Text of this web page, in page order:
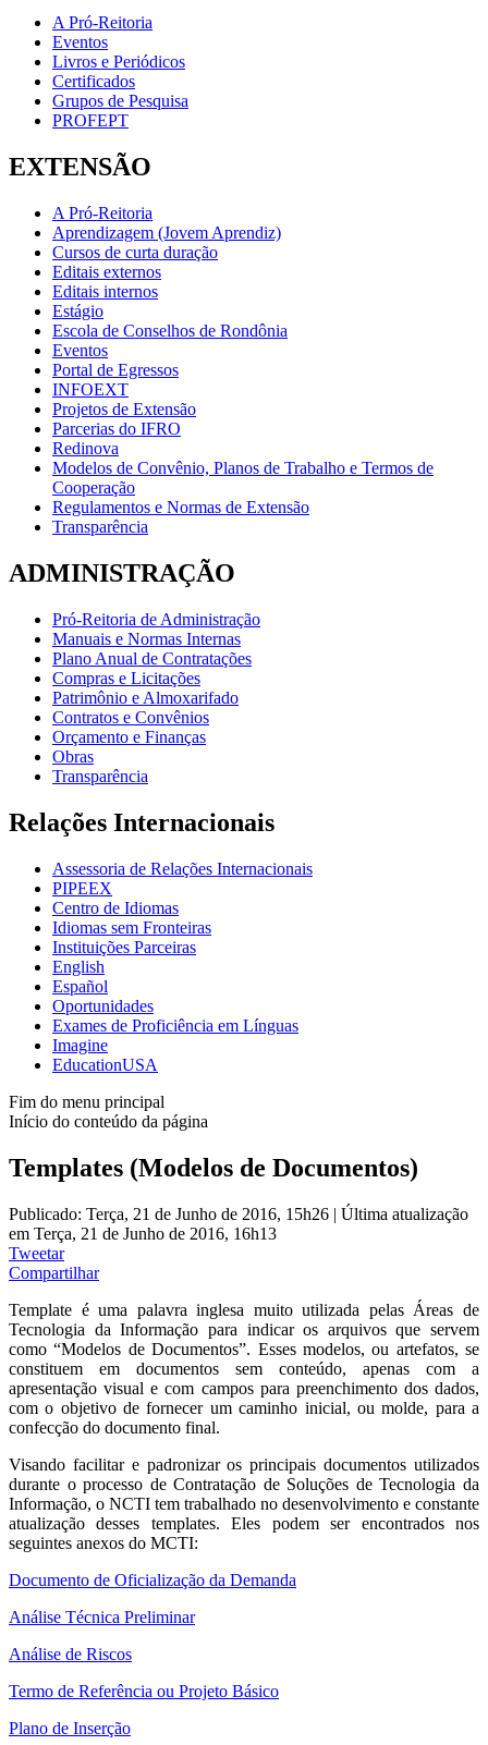
A Pró-Reitoria
Eventos
Livros e Periódicos
Certificados
Grupos de Pesquisa
PROFEPT
EXTENSÃO
A Pró-Reitoria
Aprendizagem (Jovem Aprendiz)
Cursos de curta duração
Editais externos
Editais internos
Estágio
Escola de Conselhos de Rondônia
Eventos
Portal de Egressos
INFOEXT
Projetos de Extensão
Parcerias do IFRO
Redinova
Modelos de Convênio, Planos de Trabalho e Termos de
Cooperação
Regulamentos e Normas de Extensão
Transparência
ADMINISTRAÇÃO
Pró-Reitoria de Administração
Manuais e Normas Internas
Plano Anual de Contratações
Compras e Licitações
Patrimônio e Almoxarifado
Contratos e Convênios
Orçamento e Finanças
Obras
Transparência
Relações Internacionais
Assessoria de Relações Internacionais
PIPEEX
Centro de Idiomas
Idiomas sem Fronteiras
Instituições Parceiras
English
Español
Oportunidades
Exames de Proficiência em Línguas
Imagine
EducationUSA
Fim do menu principal
Início do conteúdo da página
Templates (Modelos de Documentos)
Publicado: Terça, 21 de Junho de 2016, 15h26 | Última atualização
em Terça, 21 de Junho de 2016, 16h13
Tweetar
Compartilhar
Template é uma palavra inglesa muito utilizada pelas Áreas de
Tecnologia da Informação para indicar os arquivos que servem
como “Modelos de Documentos”. Esses modelos, ou artefatos, se
constituem em documentos sem conteúdo, apenas com a
apresentação visual e com campos para preenchimento dos dados,
com o objetivo de fornecer um caminho inicial, ou molde, para a
confecção do documento final.
Visando facilitar e padronizar os principais documentos utilizados
durante o processo de Contratação de Soluções de Tecnologia da
Informação, o NCTI tem trabalhado no desenvolvimento e constante
atualização desses templates. Eles podem ser encontrados nos
seguintes anexos do MCTI:
Documento de Oficialização da Demanda
Análise Técnica Preliminar
Análise de Riscos
Termo de Referência ou Projeto Básico
Plano de Inserção